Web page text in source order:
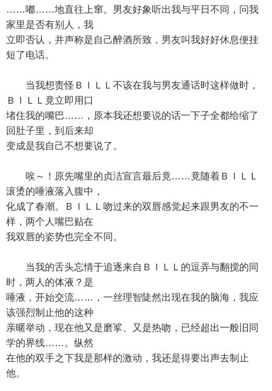
……嘟……地直往上窜。男友好象听出我与平日不同，问我
家里是否有别人，我
立即否认，并声称是自己醉酒所致，男友叫我好好休息便挂
短了电话。
当我想责怪ＢＩＬＬ不该在我与男友通话时这样做时，
ＢＩＬＬ竟立即用口
堵住我的嘴巴……，原本我还想要说的话一下子全都给缩了
回肚子里，到后来却
变成是我自己不想要说了。
唉～！原先嘴里的贞洁宣言最后竟……竟随着ＢＩＬＬ
滚烫的唾液落入腹中，
化成了春潮。ＢＩＬＬ吻过来的双唇感觉起来跟男友的不一
样，两个人嘴巴贴在
我双唇的姿势也完全不同。
当我的舌头忘情于追逐来自ＢＩＬＬ的逗弄与翻搅的同
时，两人的体液？是
唾液，开始交流……，一丝理智陡然出现在我的脑海，我应
该强烈制止他的这种
亲暱举动，现在他又是磨挲、又是热吻，已经超出一般旧同
学的界线……。纵然
在他的双手之下我是那样的激动，我还是得要出声去制止
他。